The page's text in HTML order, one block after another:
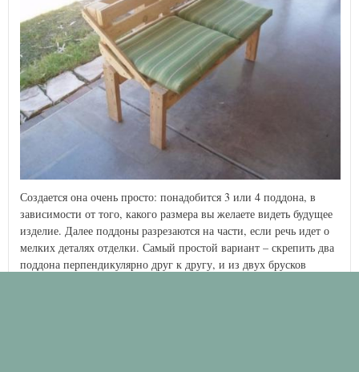
Создается она очень просто: понадобится 3 или 4 поддона, в
зависимости от того, какого размера вы желаете видеть будущее
изделие. Далее поддоны разрезаются на части, если речь идет о
мелких деталях отделки. Самый простой вариант – скрепить два
поддона перпендикулярно друг к другу, и из двух брусков